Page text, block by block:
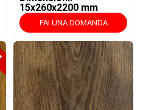
15x260x2200 mm
FAI UNA DOMANDA